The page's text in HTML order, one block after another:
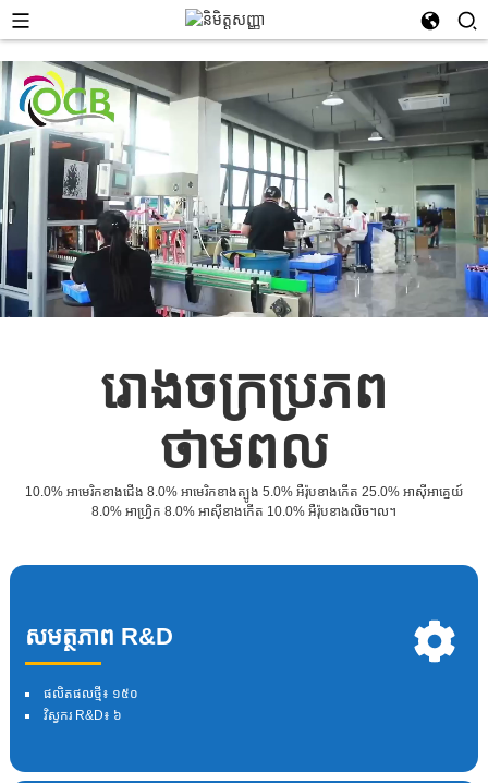
រោងចក្រប្រភព
ថាមពល
10.0% អាមេរិកខាងជើង 8.0% អាមេរិកខាងត្បូង 5.0% អឺរ៉ុបខាងកើត 25.0% អាស៊ីអាគ្នេយ៍
8.0% អាហ្រ្វិក 8.0% អាស៊ីខាងកើត 10.0% អឺរ៉ុបខាងលិច។ល។
សមត្ថភាព R&D
ផលិតផលថ្មី៖ ១៥០
វិស្វករ R&D៖ ៦